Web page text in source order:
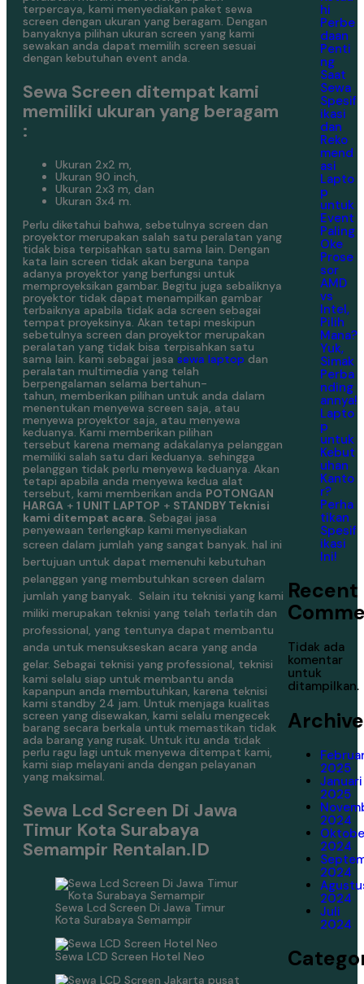
terpercaya, kami menyediakan paket sewa
screen dengan ukuran yang beragam. Dengan
banyaknya pilihan ukuran screen yang kami
sewakan anda dapat memilih screen sesuai
dengan kebutuhan event anda.
Sewa Screen ditempat kami
memiliki ukuran yang beragam
:
Ukuran 2x2 m,
Ukuran 90 inch,
Ukuran 2x3 m, dan
Ukuran 3x4 m.
Perlu diketahui bahwa, sebetulnya screen dan
proyektor merupakan salah satu peralatan yang
tidak bisa terpisahkan satu sama lain. Dengan
kata lain screen tidak akan berguna tanpa
adanya proyektor yang berfungsi untuk
memproyeksikan gambar. Begitu juga sebaliknya
proyektor tidak dapat menampilkan gambar
terbaiknya apabila tidak ada screen sebagai
tempat proyeksinya. Akan tetapi meskipun
sebetulnya screen dan proyektor merupakan
peralatan yang tidak bisa terpisahkan satu
sama lain. kami sebagai jasa sewa laptop dan
peralatan multimedia yang telah
berpengalaman selama bertahun-
tahun, memberikan pilihan untuk anda dalam
menentukan menyewa screen saja, atau
menyewa proyektor saja, atau menyewa
keduanya. Kami memberikan pilihan
tersebut karena memang adakalanya pelanggan
memiliki salah satu dari keduanya. sehingga
pelanggan tidak perlu menyewa keduanya. Akan
tetapi apabila anda menyewa kedua alat
tersebut, kami memberikan anda POTONGAN
HARGA + 1 UNIT LAPTOP + STANDBY Teknisi
kami ditempat acara. Sebagai jasa
penyewaan terlengkap kami menyediakan
screen dalam jumlah yang sangat banyak. hal ini
bertujuan untuk dapat memenuhi kebutuhan
pelanggan yang membutuhkan screen dalam
jumlah yang banyak. Selain itu teknisi yang kami
miliki merupakan teknisi yang telah terlatih dan
professional, yang tentunya dapat membantu
anda untuk mensukseskan acara yang anda
gelar. Sebagai teknisi yang professional, teknisi
kami selalu siap untuk membantu anda
kapanpun anda membutuhkan, karena teknisi
kami standby 24 jam. Untuk menjaga kualitas
screen yang disewakan, kami selalu mengecek
barang secara berkala untuk memastikan tidak
ada barang yang rusak. Untuk itu anda tidak
perlu ragu lagi untuk menyewa ditempat kami,
kami siap melayani anda dengan pelayanan
yang maksimal.
Sewa Lcd Screen Di Jawa
Timur Kota Surabaya
Semampir Rentalan.ID
Sewa Lcd Screen Di Jawa Timur
Kota Surabaya Semampir
Sewa LCD Screen Hotel Neo
hi
Perbe
daan
Penti
ng
Saat
Sewa
Spesif
ikasi
dan
Reko
mend
asi
Lapto
p
untuk
Event
Paling
Oke
Prose
sor
AMD
vs
Intel,
Pilih
Mana?
Yuk,
Simak
Perba
nding
annya!
Lapto
p
untuk
Kebut
uhan
Kanto
r?
Perha
tikan
Spesif
ikasi
Ini!
Recent
Tidak ada
komentar
untuk
ditampilkan.
2025
Januari
2025
2024
2024
2024
2024
Juli
2024